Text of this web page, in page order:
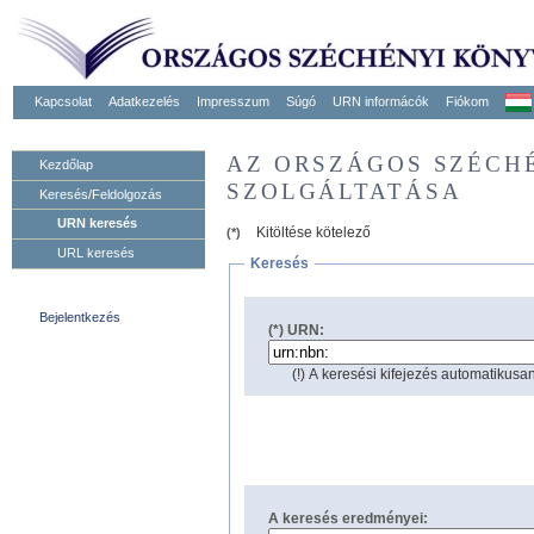
Kapcsolat Adatkezelés Impresszum Súgó URN informácók Fiókom
Kezdőlap
Keresés/Feldolgozás
URN keresés
URL keresés
Bejelentkezés
AZ ORSZÁGOS
SZOLGÁLTATÁSA
(*)
Kitöltése kötelező
Keresés
(*) URN:
(!) A keresési kifejezés
A keresés eredményei: